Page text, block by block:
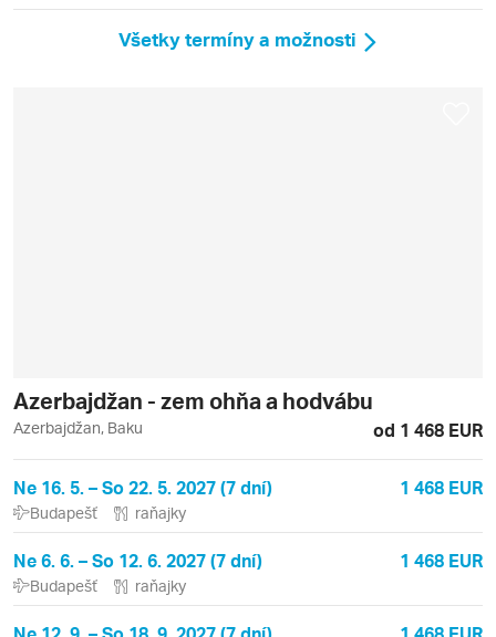
Všetky termíny a možnosti
Azerbajdžan - zem ohňa a hodvábu
Azerbajdžan, Baku od 1 468 EUR
Ne 16. 5. – So 22. 5. 2027 (7 dní) 1 468 EUR
Budapešť raňajky
Ne 6. 6. – So 12. 6. 2027 (7 dní) 1 468 EUR
Budapešť raňajky